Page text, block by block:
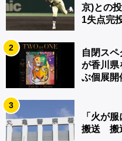
京)との
1失点完
2
自閉スペ
が香川
ぶ個展開
3
「火が
搬送 搬